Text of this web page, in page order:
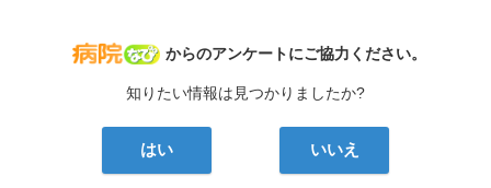
病院なび
からのアンケートにご協力ください。
知りたい情報は見つかりましたか?
はい いいえ